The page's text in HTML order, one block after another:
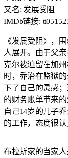
又名: 发展受阻
IMDb链接:
《发展受阻》，
人展开。由于父
克尔被迫留在加
时，乔治在监狱
下了自己的灵感
的财务账单带来
自己14岁的儿子
的工作，态度很认
布拉斯家的当家